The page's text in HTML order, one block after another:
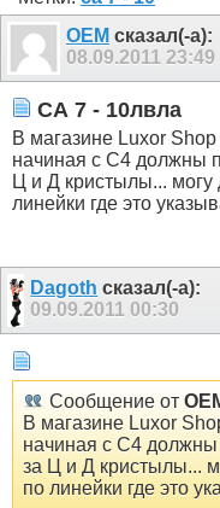
OEM сказал(-а):
08.09.2011 23:49
СА 7 - 10лвла
В магазине Luxor
начиная с С4 должны
Ц и Д кристылы... могу
линейки где это
Dagoth сказал(-а):
09.09.2011 00:30
Сообщение от
В магазине Luxor
начиная с С4
за Ц и Д кристылы...
по линейки где это